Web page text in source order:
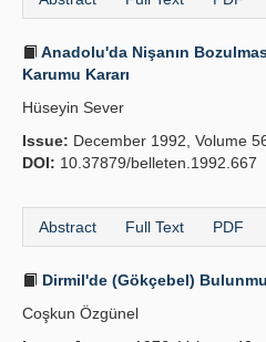
Anadolu'da Nişanın
Karumu Kararı
Hüseyin Sever
Issue: December 1992, Volume
DOI: 10.37879/belleten.1992.667
Abstract Full Text PDF
Dirmil'de (Gökçebel)
Coşkun Özgünel